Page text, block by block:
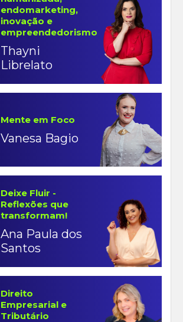
endomarketing,
inovação e
empreendedorismo
Thayni
Librelato
Mente em Foco
Vanesa Bagio
Deixe Fluir -
Reflexões que
transformam!
Ana Paula dos
Santos
Direito
Empresarial e
Tributário